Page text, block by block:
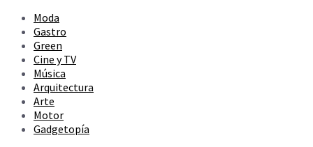
Moda
Gastro
Green
Cine y TV
Música
Arquitectura
Arte
Motor
Gadgetopía